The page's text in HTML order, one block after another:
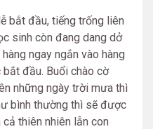
bắt đầu, tiếng trống liên
sinh còn đang dang dở
ngay ngắn vào hàng
đầu. Buổi chào cờ
những ngày trời mưa thì
bình thường thì sẽ được
cả thiên nhiên lẫn con